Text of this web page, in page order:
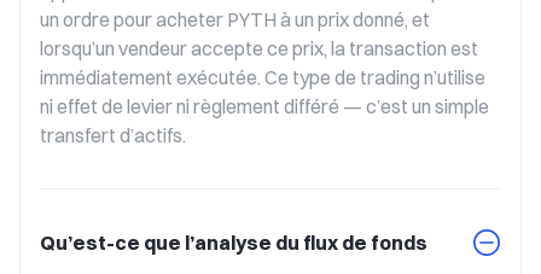
un ordre pour acheter PYTH à un prix donné, et
lorsqu’un vendeur accepte ce prix, la transaction est
immédiatement exécutée. Ce type de trading n’utilise
ni effet de levier ni règlement différé — c’est un simple
transfert d’actifs.
Qu’est-ce que l’analyse du flux de fonds